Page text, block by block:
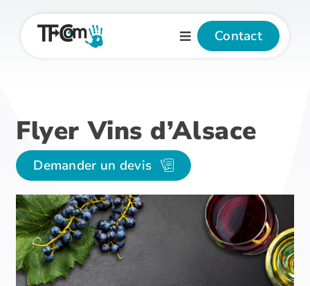
contenu
Contact
Flyer Vins d’Alsace
Demander un devis